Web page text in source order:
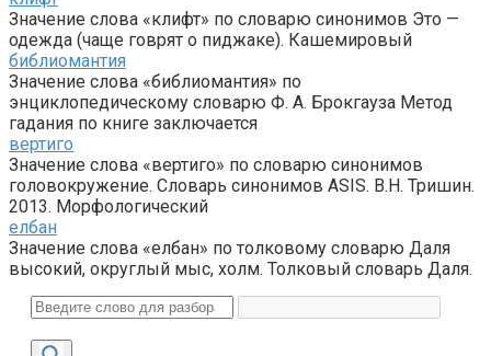
Значение слова «клифт» по словарю синонимов Это —
одежда (чаще говрят о пиджаке). Кашемировый
библиомантия
Значение слова «библиомантия» по
энциклопедическому словарю Ф. А. Брокгауза Метод
гадания по книге заключается
вертиго
Значение слова «вертиго» по словарю синонимов
головокружение. Словарь синонимов ASIS. В.Н. Тришин.
2013. Морфологический
елбан
Значение слова «елбан» по толковому словарю Даля
высокий, округлый мыс, холм. Толковый словарь Даля.